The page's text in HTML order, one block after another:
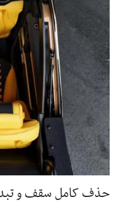
حذف کامل سقف و